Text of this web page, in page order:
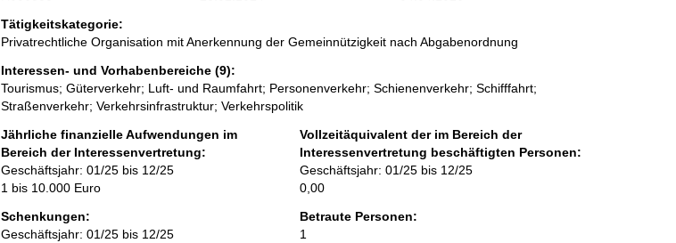
Tätigkeitskategorie:
Privatrechtliche Organisation mit Anerkennung der Gemeinnützigkeit nach Abgabenordnung
Interessen- und Vorhabenbereiche (9):
Tourismus; Güterverkehr; Luft- und Raumfahrt; Personenverkehr; Schienenverkehr; Schifffahrt;
Straßenverkehr; Verkehrsinfrastruktur; Verkehrspolitik
Jährliche finanzielle Aufwendungen im
Bereich der Interessenvertretung:
Geschäftsjahr: 01/25 bis 12/25
1 bis 10.000 Euro
Vollzeitäquivalent der im Bereich der
Interessenvertretung beschäftigten Personen:
Geschäftsjahr: 01/25 bis 12/25
0,00
Schenkungen:
Geschäftsjahr: 01/25 bis 12/25
Betraute Personen:
1